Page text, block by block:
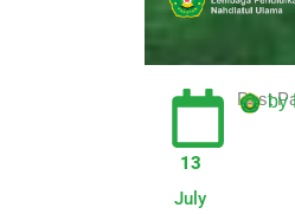
13
July
Postby